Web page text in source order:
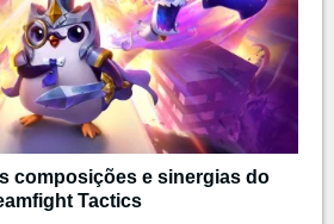
composições e sinergias do
Tactics